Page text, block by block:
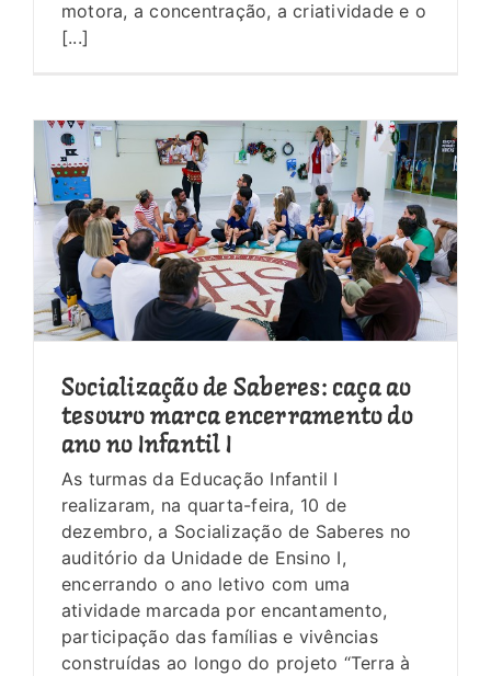
motora, a concentração, a criatividade e o
[...]
Socialização de Saberes: caça ao
tesouro marca encerramento do
ano no Infantil I
As turmas da Educação Infantil I
realizaram, na quarta-feira, 10 de
dezembro, a Socialização de Saberes no
auditório da Unidade de Ensino I,
encerrando o ano letivo com uma
atividade marcada por encantamento,
participação das famílias e vivências
construídas ao longo do projeto “Terra à